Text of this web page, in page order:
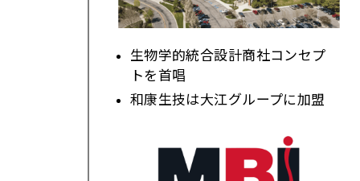
生物学的統合設計商社コンセプ
トを首唱
和康生技は大江グループに加盟